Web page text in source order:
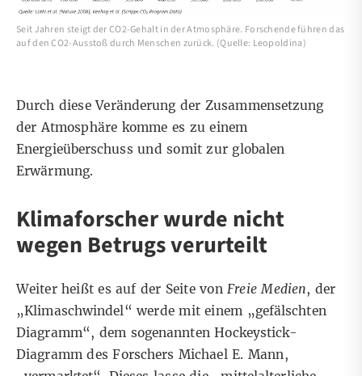
Seit Jahren steigt der CO2-Gehalt in der Atmosphäre. Forschende führen das
auf den CO2-Ausstoß durch Menschen zurück. (Quelle: Leopoldina)
Durch diese Veränderung der Zusammensetzung
der Atmosphäre komme es zu einem
Energieüberschuss und somit zur globalen
Erwärmung.
Klimaforscher wurde nicht
wegen Betrugs verurteilt
Weiter heißt es auf der Seite von Freie Medien, der
„Klimaschwindel“ werde mit einem „gefälschten
Diagramm“, dem sogenannten Hockeystick-
Diagramm des Forschers Michael E. Mann,